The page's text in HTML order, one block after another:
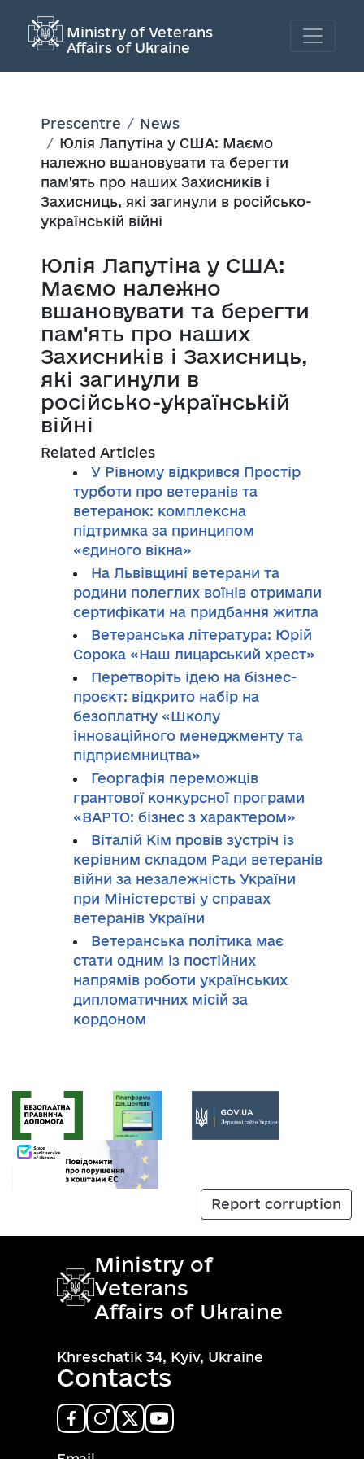
Ministry of Veterans
Affairs of Ukraine
Prescentre
News
Юлія Лапутіна у США: Маємо
належно вшановувати та берегти
пам'ять про наших Захисників і
Захисниць, які загинули в російсько-
українській війні
Юлія Лапутіна у США:
Маємо належно
вшановувати та берегти
пам'ять про наших
Захисників і Захисниць,
які загинули в
російсько-українській
війні
Related Articles
У Рівному відкрився Простір
турботи про ветеранів та
ветеранок: комплексна
підтримка за принципом
«єдиного вікна»
На Львівщині ветерани та
родини полеглих воїнів отримали
сертифікати на придбання житла
Ветеранська література: Юрій
Сорока «Наш лицарський хрест»
Перетворіть ідею на бізнес-
проєкт: відкрито набір на
безоплатну «Школу
інноваційного менеджменту та
підприємництва»
Георгафія переможців
грантової конкурсної програми
«ВАРТО: бізнес з характером»
Віталій Кім провів зустріч із
керівним складом Ради ветеранів
війни за незалежність України
при Міністерстві у справах
ветеранів України
Ветеранська політика має
стати одним із постійних
напрямів роботи українських
дипломатичних місій за
кордоном
Report corruption
Ministry of
Veterans
Affairs of Ukraine
Khreschatik 34, Kyiv, Ukraine
Contacts